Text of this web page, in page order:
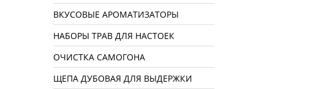
ВКУСОВЫЕ АРОМАТИЗАТОРЫ
НАБОРЫ ТРАВ ДЛЯ НАСТОЕК
ОЧИСТКА САМОГОНА
ЩЕПА ДУБОВАЯ ДЛЯ ВЫДЕРЖКИ